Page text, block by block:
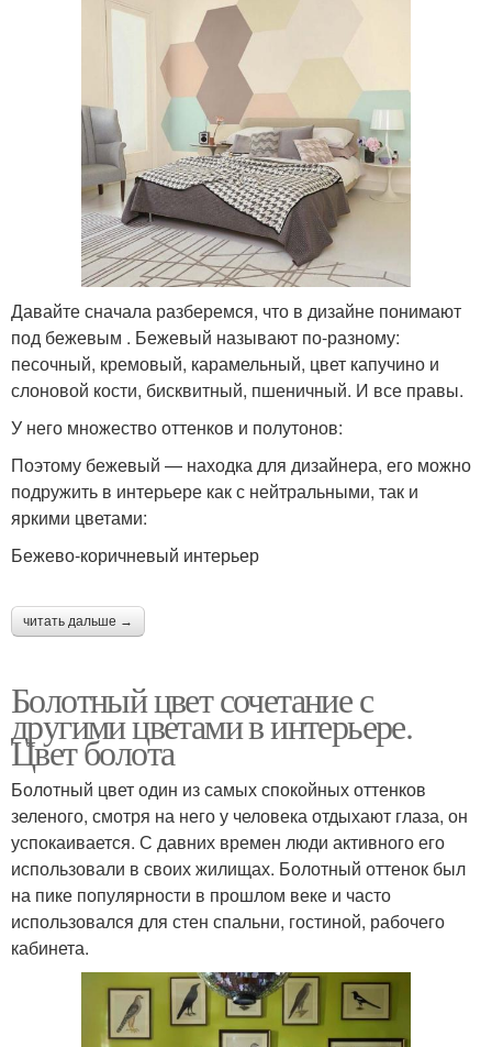
Давайте сначала разберемся, что в дизайне понимают
под бежевым . Бежевый называют по-разному:
песочный, кремовый, карамельный, цвет капучино и
слоновой кости, бисквитный, пшеничный. И все правы.
У него множество оттенков и полутонов:
Поэтому бежевый — находка для дизайнера, его можно
подружить в интерьере как с нейтральными, так и
яркими цветами:
Бежево-коричневый интерьер
читать дальше →
Болотный цвет сочетание с
другими цветами в интерьере.
Цвет болота
Болотный цвет один из самых спокойных оттенков
зеленого, смотря на него у человека отдыхают глаза, он
успокаивается. С давних времен люди активного его
использовали в своих жилищах. Болотный оттенок был
на пике популярности в прошлом веке и часто
использовался для стен спальни, гостиной, рабочего
кабинета.